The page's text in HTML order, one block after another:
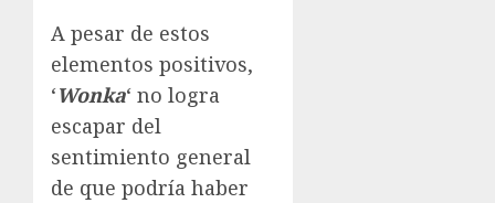
A pesar de estos
elementos positivos,
‘Wonka‘ no logra
escapar del
sentimiento general
de que podría haber